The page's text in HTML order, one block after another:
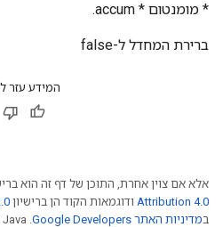
* מומנטום * accum.
ברירת המחדל ל-false
המידע עזר
אלא אם צוין אחרת, התוכן של דף זה הוא
Attribution 4.0 ודוגמאות הקוד הן ברישיון
במדיניות האתר Google Developers‏